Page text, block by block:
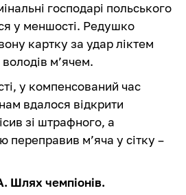
господарі польського
у меншості. Редушко
картку за удар ліктем
м’ячем.
у компенсований час
вдалося відкрити
зі штрафного, а
переправив м’яча у сітку –
Шлях чемпіонів.